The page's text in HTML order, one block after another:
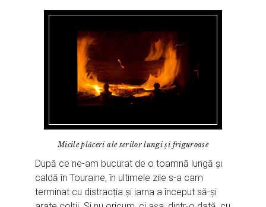
Micile plăceri ale serilor lungi și friguroase
După ce ne-am bucurat de o toamnă lungă și
caldă în Touraine, în ultimele zile s-a cam
terminat cu distracția și iarna a început să-și